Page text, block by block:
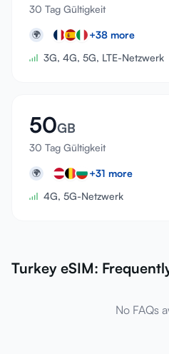
30 Tag Gültigkeit
🌍 +38 more
3G, 4G, 5G, LTE-Netzwerk
50GB
30 Tag Gültigkeit
🌍 +31 more
4G, 5G-Netzwerk
Turkey eSIM:
No FAQs